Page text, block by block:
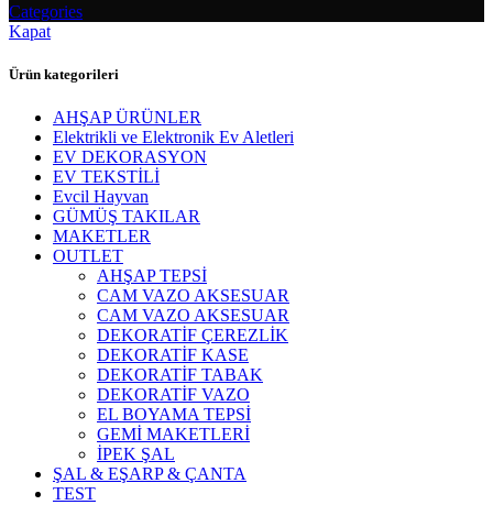
Categories
Kapat
Ürün kategorileri
AHŞAP ÜRÜNLER
Elektrikli ve Elektronik Ev Aletleri
EV DEKORASYON
EV TEKSTİLİ
Evcil Hayvan
GÜMÜŞ TAKILAR
MAKETLER
OUTLET
AHŞAP TEPSİ
CAM VAZO AKSESUAR
CAM VAZO AKSESUAR
DEKORATİF ÇEREZLİK
DEKORATİF KASE
DEKORATİF TABAK
DEKORATİF VAZO
EL BOYAMA TEPSİ
GEMİ MAKETLERİ
İPEK ŞAL
ŞAL & EŞARP & ÇANTA
TEST